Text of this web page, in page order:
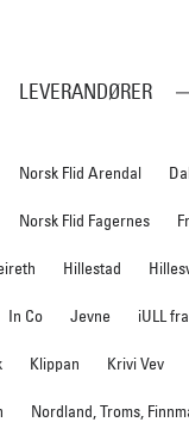
LEVERANDØRER
Norsk Flid Arendal
Norsk Flid Fagernes
Hillestad
In Co Jevne iULL
Klippan Krivi Vev
Nordland, Troms,